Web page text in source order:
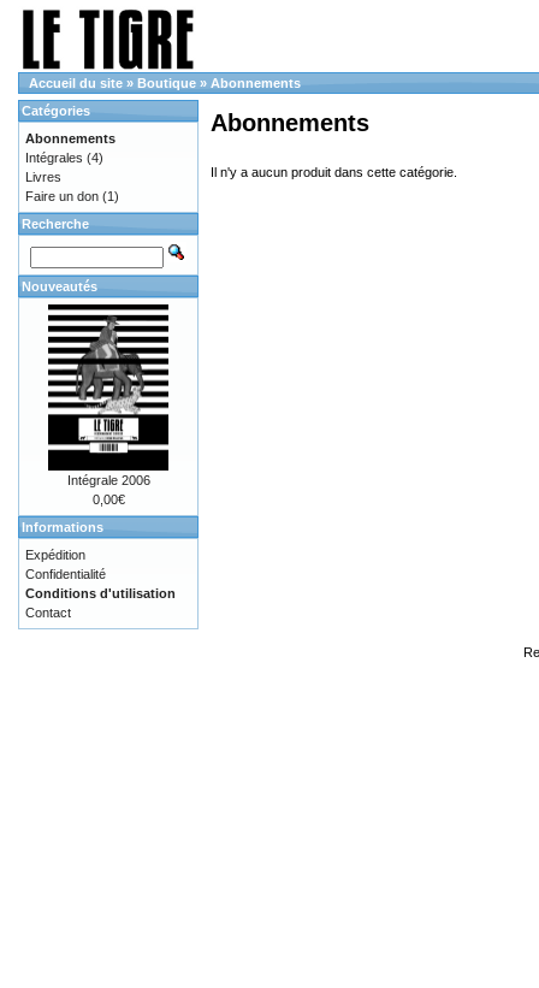
Accueil du site » Boutique » Abonnements
Abonnements
Il n'y a aucun produit dans cette catégorie.
Catégories
Abonnements
Intégrales (4)
Livres
Faire un don (1)
Recherche
Nouveautés
Intégrale 2006
0,00€
Informations
Expédition
Confidentialité
Conditions d'utilisation
Contact